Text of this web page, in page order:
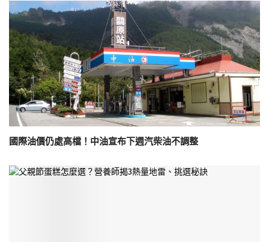
國際油價仍處高檔！中油宣布下週汽柴油不調整